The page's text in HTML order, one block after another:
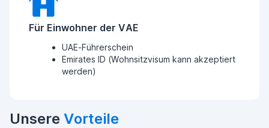
Für Einwohner der VAE
UAE-Führerschein
Emirates ID (Wohnsitzvisum kann akzeptiert
werden)
Unsere Vorteile